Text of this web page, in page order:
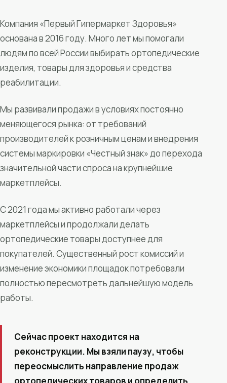
Компания «Первый Гипермаркет Здоровья»
основана в 2016 году. Много лет мы помогали
людям по всей России выбирать ортопедические
изделия, товары для здоровья и средства
реабилитации.
Мы развивали продажи в условиях постоянно
меняющегося рынка: от требований
производителей к розничным ценам и внедрения
системы маркировки «Честный знак» до перехода
значительной части спроса на крупнейшие
маркетплейсы.
С 2021 года мы активно работали через
маркетплейсы и продолжали делать
ортопедические товары доступнее для
покупателей. Существенный рост комиссий и
изменение экономики площадок потребовали
полностью пересмотреть дальнейшую модель
работы.
Сейчас проект находится на
реконструкции. Мы взяли паузу, чтобы
переосмыслить направление продаж